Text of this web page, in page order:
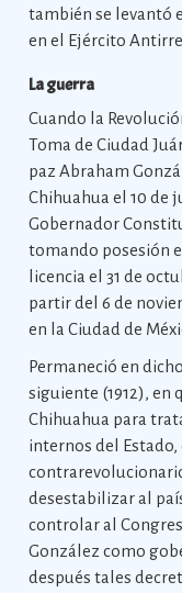
también se levantó
en el Ejército
La guerra
Cuando la
Toma de Ciudad
paz Abraham
Chihuahua el 10 de
Gobernador
tomando posesión
licencia el 31 de
partir del 6 de
en la Ciudad de
Permaneció en
siguiente (1912), en
Chihuahua para
internos del
desestabilizar al
controlar al
González como
después tales